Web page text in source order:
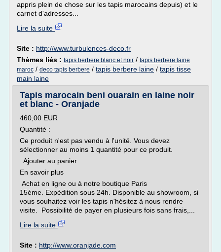
appris plein de chose sur les tapis marocains depuis) et le
carnet d'adresses...
Lire la suite
Site : http://www.turbulences-deco.fr
Thèmes liés : tapis berbere blanc et noir / tapis berbere laine
maroc / deco tapis berbere / tapis berbere laine / tapis tisse
main laine
Tapis marocain beni ouarain en laine noir
et blanc - Oranjade
460,00 EUR
Quantité :
Ce produit n'est pas vendu à l'unité. Vous devez
sélectionner au moins 1 quantité pour ce produit.
Ajouter au panier
En savoir plus
Achat en ligne ou à notre boutique Paris
15ème. Expédition sous 24h. Disponible au showroom, si
vous souhaitez voir les tapis n'hésitez à nous rendre
visite. Possibilité de payer en plusieurs fois sans frais,...
Lire la suite
Site : http://www.oranjade.com